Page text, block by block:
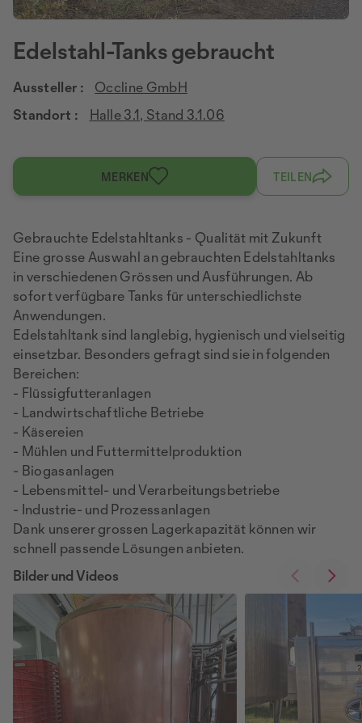
Edelstahl-Tanks gebraucht
Aussteller :
Occline GmbH
Standort :
Halle 3.1, Stand 3.1.06
MERKEN TEILEN
Gebrauchte Edelstahltanks - Qualität mit Zukunft
Eine grosse Auswahl an gebrauchten Edelstahltanks
in verschiedenen Grössen und Ausführungen. Ab
sofort verfügbare Tanks für unterschiedlichste
Anwendungen.
Edelstahltank sind langlebig, hygienisch und vielseitig
einsetzbar. Besonders gefragt sind sie in folgenden
Bereichen:
- Flüssigfutteranlagen
- Landwirtschaftliche Betriebe
- Käsereien
- Mühlen und Futtermittelproduktion
- Biogasanlagen
- Lebensmittel- und Verarbeitungsbetriebe
- Industrie- und Prozessanlagen
Dank unserer grossen Lagerkapazität können wir
schnell passende Lösungen anbieten.
Bilder und Videos